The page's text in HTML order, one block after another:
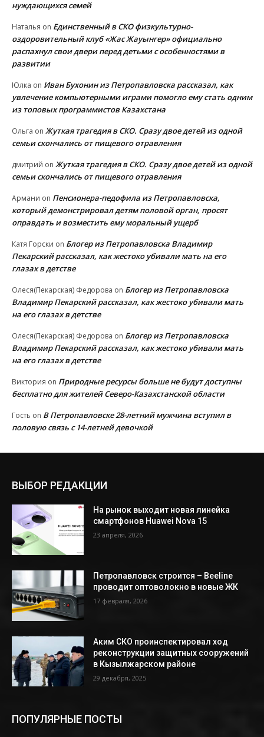
нуждающихся семей
Наталья on Единственный в СКО физкультурно-
оздоровительный клуб «Жас Жауынгер» официально
распахнул свои двери перед детьми с особенностями в
развитии
Юлка on Иван Бухонин из Петропавловска рассказал, как
увлечение компьютерными играми помогло ему стать одним
из топовых программистов Казахстана
Ольга on Жуткая трагедия в СКО. Сразу двое детей из одной
семьи скончались от пищевого отравления
дмитрий on Жуткая трагедия в СКО. Сразу двое детей из одной
семьи скончались от пищевого отравления
Армани on Пенсионера-педофила из Петропавловска,
который демонстрировал детям половой орган, просят
оправдать и возместить ему моральный ущерб
Катя Горски on Блогер из Петропавловска Владимир
Пекарский рассказал, как жестоко убивали мать на его
глазах в детстве
Олеся(Пекарская) Федорова on Блогер из Петропавловска
Владимир Пекарский рассказал, как жестоко убивали мать
на его глазах в детстве
Олеся(Пекарская) Федорова on Блогер из Петропавловска
Владимир Пекарский рассказал, как жестоко убивали мать
на его глазах в детстве
Виктория on Природные ресурсы больше не будут доступны
бесплатно для жителей Северо-Казахстанской области
Гость on В Петропавловске 28-летний мужчина вступил в
половую связь с 14-летней девочкой
ВЫБОР РЕДАКЦИИ
На рынок выходит новая линейка
смартфонов Huawei Nova 15
23 апреля, 2026
Петропавловск строится – Beeline
проводит оптоволокно в новые ЖК
17 февраля, 2026
Аким СКО проинспектировал ход
реконструкции защитных сооружений
в Кызылжарском районе
29 декабря, 2025
ПОПУЛЯРНЫЕ ПОСТЫ